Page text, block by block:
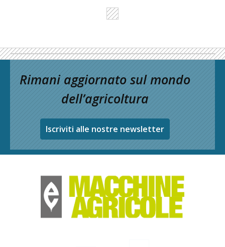
Rimani aggiornato sul mondo
dell’agricoltura
Iscriviti alle nostre newsletter